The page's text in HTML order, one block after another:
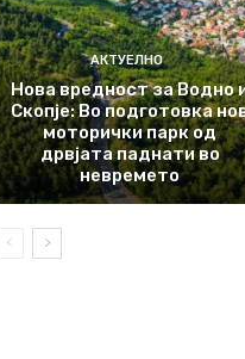
АКТУЕЛНО
Нова вредност за Водно
Скопје: Во подготовка
моторички парк од
дрвјата паднати во
невремето